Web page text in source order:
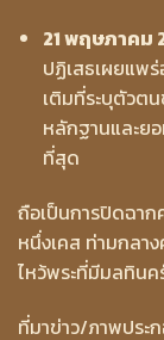
21 พฤษภาค
ปฏิเสธเผยแพ
เติมที่ระบุตัวต
หลักฐานและยอ
ที่สุด
ถือเป็นการปิดฉาก
หนึ่งเคส ท่ามกลา
ไหว้พระที่มีมลทินค
ที่มาข่าว/ภาพประ